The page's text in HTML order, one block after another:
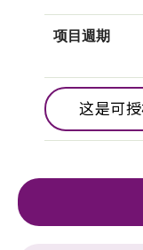
项目週期
这是可